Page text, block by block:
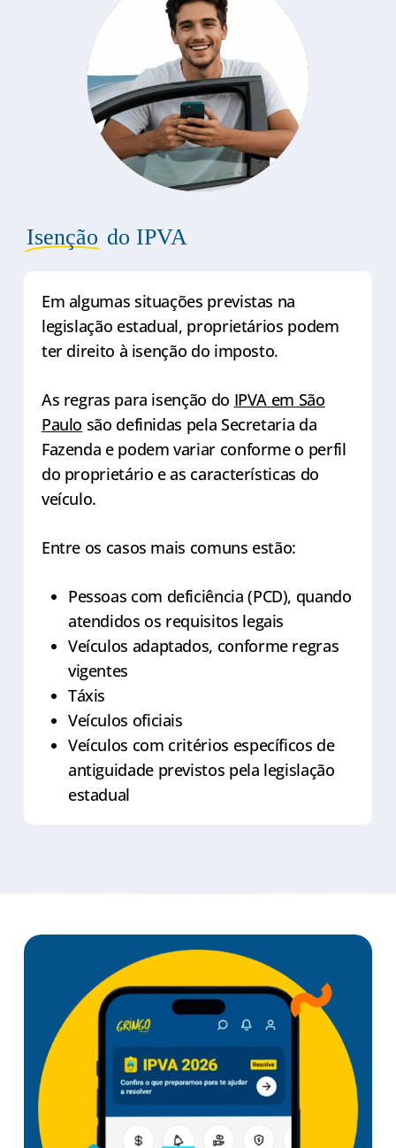
Isenção do IPVA
Em algumas situações previstas na
legislação estadual, proprietários podem
ter direito à isenção do imposto.
As regras para isenção do IPVA em São
Paulo são definidas pela Secretaria da
Fazenda e podem variar conforme o perfil
do proprietário e as características do
veículo.
Entre os casos mais comuns estão:
Pessoas com deficiência (PCD), quando
atendidos os requisitos legais
Veículos adaptados, conforme regras
vigentes
Táxis
Veículos oficiais
Veículos com critérios específicos de
antiguidade previstos pela legislação
estadual